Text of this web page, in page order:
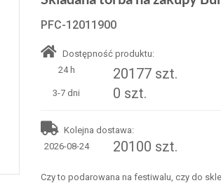
PFC-12011900
Dostępność produktu:
24 h
20177 szt.
3-7 dni 0 szt.
Kolejna dostawa:
2026-08-24
20100 szt.
Czy to podarowana na festiwalu, czy do